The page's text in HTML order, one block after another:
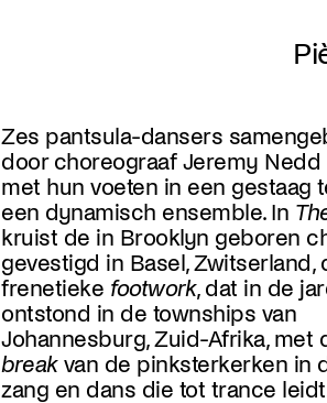
Zes pantsula-dansers
door choreograaf Jeremy Nedd
met hun voeten in een gestaag
een dynamisch ensemble. In
kruist de in Brooklyn geboren
gevestigd in Basel, Zwitserland,
frenetieke footwork, dat in de
ontstond in de townships van
Johannesburg, Zuid-Afrika, met
breakvan de pinksterkerken in
zang en dans die tot trance